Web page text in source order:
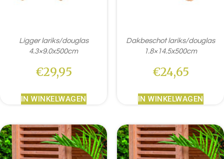
Ligger lariks/douglas
4.3×9.0x500cm
€29,95
IN WINKELWAGEN
Dakbeschot lariks/douglas
1.8×14.5x500cm
€24,65
IN WINKELWAGEN